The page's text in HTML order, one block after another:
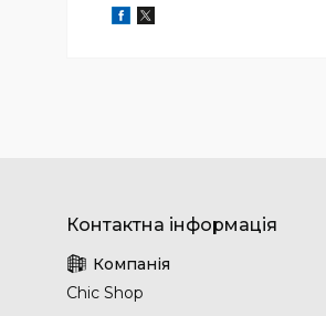
Chic Shop